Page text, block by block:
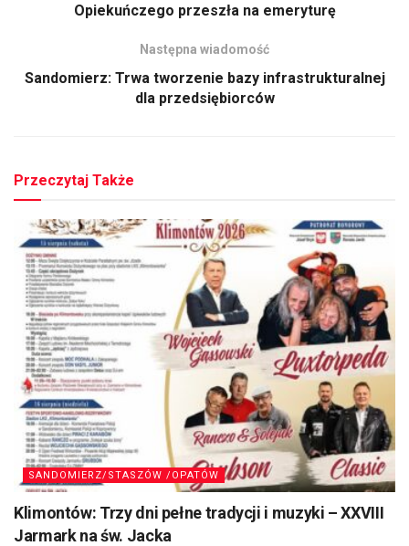
Opiekuńczego przeszła na emeryturę
Następna wiadomość
Sandomierz: Trwa tworzenie bazy infrastrukturalnej
dla przedsiębiorców
Przeczytaj Także
SANDOMIERZ/STASZÓW /OPATÓW
Klimontów: Trzy dni pełne tradycji i muzyki – XXVIII
Jarmark na św. Jacka